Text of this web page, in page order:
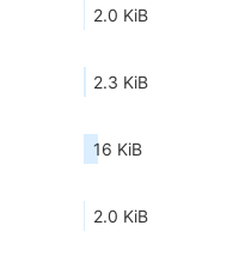
2.0 KiB
2.3 KiB
16 KiB
2.0 KiB